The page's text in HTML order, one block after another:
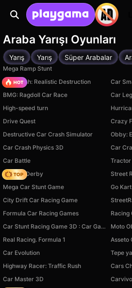
Araba Yarışı Oyunları
Yarış Yarış Süper Arabalar
Mega Ramp Stunt
Car Crush: Realistic Destruction
Car
BMG: Ragdoll Car Race
Car
High-speed turn
Drive Quest
Crazy
Destructive Car Crash Simulator
Obby:
Car Crash Physics 3D
Car
Car Battle
Zombie Derby
Street
Mega Car Stunt Game
Go
City Drift Car Racing Game
Formula Car Racing Games
Racing
Car Stunt Racing Game 3D : Car Games
Moto
Real Racing. Formula 1
Asseto
Car Evolution
Tepe
Highway Racer: Traffic Rush
Cars
Car Master 3D